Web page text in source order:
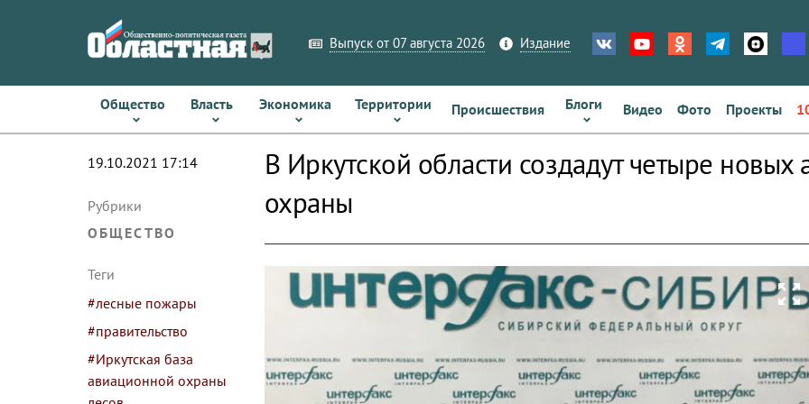
Выпуск от 07 августа 2026 Издание
Общество Власть Экономика Территории Происшествия Блоги Видео Фото Проекты
19.10.2021 17:14
Рубрики
ОБЩЕСТВО
Теги
#лесные пожары
#правительство
#Иркутская база
авиационной охраны
В Иркутской области создадут четыре новых
охраны
zoom_out_map